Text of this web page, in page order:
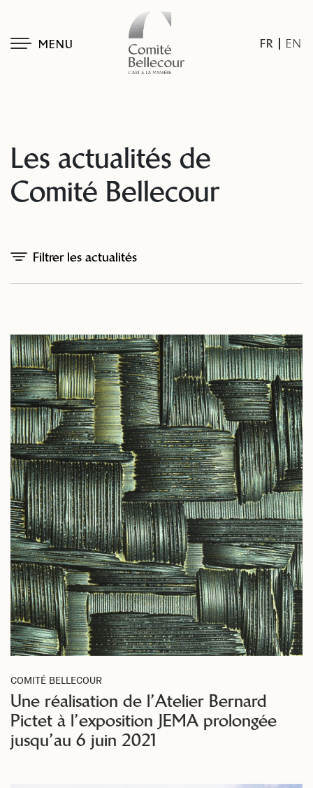
MENU FR EN
Les actualités de
Comité Bellecour
Filtrer les actualités
COMITÉ BELLECOUR
Une réalisation de l’Atelier Bernard
Pictet à l’exposition JEMA prolongée
jusqu’au 6 juin 2021